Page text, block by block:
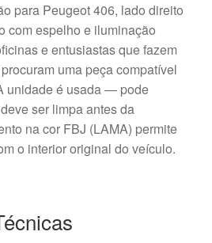
para Peugeot 406, lado direito
com espelho e iluminação
e entusiastas que fazem
uma peça compatível
unidade é usada — pode
ser limpa antes da
na cor FBJ (LAMA) permite
o interior original do veículo.